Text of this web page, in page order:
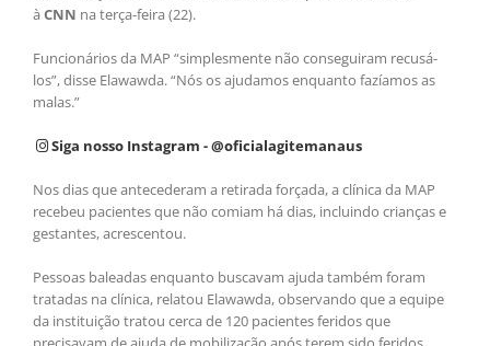
à CNN na terça-feira (22).
Funcionários da MAP “simplesmente não conseguiram recusá-
los”, disse Elawawda. “Nós os ajudamos enquanto fazíamos as
malas.”
Siga nosso Instagram - @oficialagitemanaus
Nos dias que antecederam a retirada forçada, a clínica da MAP
recebeu pacientes que não comiam há dias, incluindo crianças e
gestantes, acrescentou.
Pessoas baleadas enquanto buscavam ajuda também foram
tratadas na clínica, relatou Elawawda, observando que a equipe
da instituição tratou cerca de 120 pacientes feridos que